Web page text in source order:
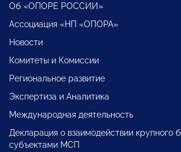
Об «ОПОРЕ РОССИИ»
Ассоциация «НП «ОПОРА»
Новости
Комитеты и Комиссии
Региональное развитие
Экспертиза и Аналитика
Международная деятельность
Декларация о взаимодействии крупного
субъектами МСП